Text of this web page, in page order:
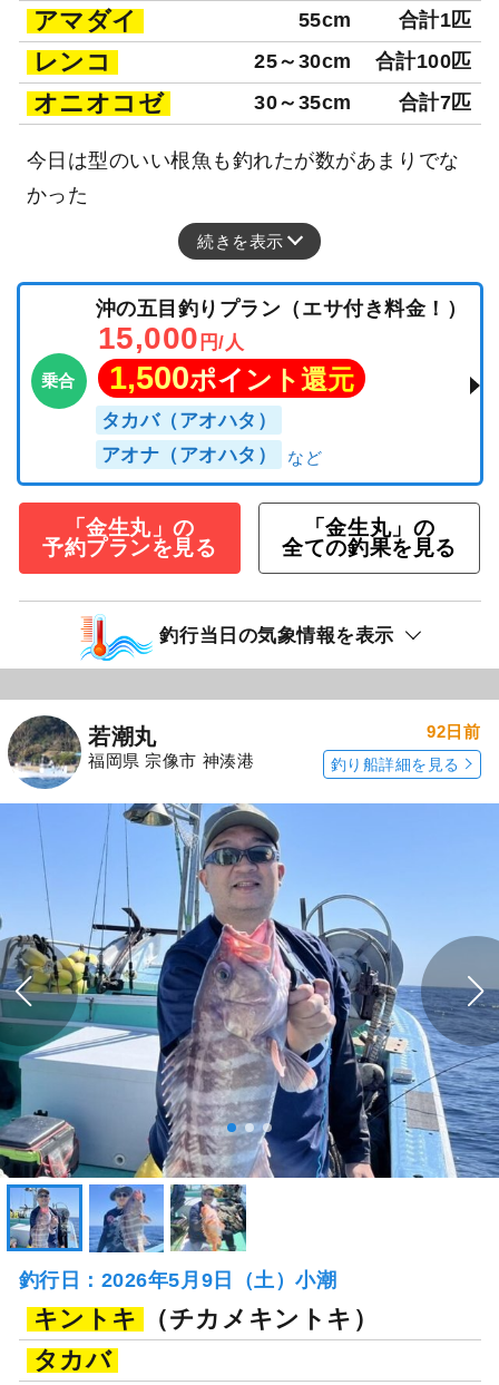
アマダイ 55cm 合計1匹
レンコ 25～30cm 合計100匹
オニオコゼ 30～35cm 合計7匹
今日は型のいい根魚も釣れたが数があまりでな
かった
続きを表示
乗合
沖の五目釣りプラン（エサ付き料金！）
15,000 円/人
1,500ポイント還元
タカバ（アオハタ）
アオナ（アオハタ）
「金生丸」の
予約プランを見る
「金生丸」の
全ての釣果を見る
釣行当日の気象情報を表示
若潮丸
福岡県 宗像市 神湊港
92日前
釣り船詳細を見る
釣行日：2026年5月9日（土）小潮
キントキ
（チカメキントキ）
タカバ